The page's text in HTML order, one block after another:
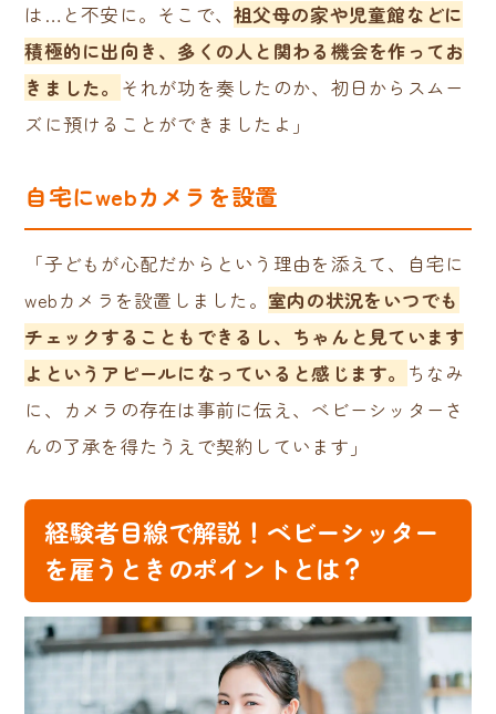
は…と不安に。そこで、祖父母の家や児童館などに
積極的に出向き、多くの人と関わる機会を作ってお
きました。 それが功を奏したのか、初日からスムー
ズに預けることができましたよ」
自宅にwebカメラを設置
「子どもが心配だからという理由を添えて、自宅に
webカメラを設置しました。 室内の状況をいつでも
チェックすることもできるし、ちゃんと見ています
よというアピールになっていると感じます。 ちなみ
に、カメラの存在は事前に伝え、ベビーシッターさ
んの了承を得たうえで契約しています」
経験者目線で解説！ベビーシッター
を雇うときのポイントとは？